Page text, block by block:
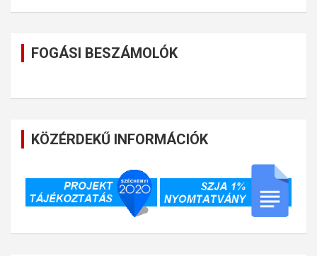
FOGÁSI BESZÁMOLÓK
KÖZÉRDEKŰ INFORMÁCIÓK